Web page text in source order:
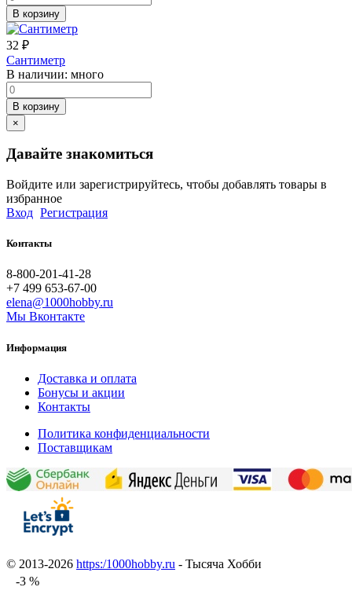
В корзину
-3 %
32 ₽
Сантиметр
В наличии: много
В корзину
×
Давайте знакомиться
Войдите или зарегистрируйтесь, чтобы добавлять товары в
избранное
Вход Регистрация
Контакты
8-800-201-41-28
+7 499 653-67-00
elena@1000hobby.ru
Мы Вконтакте
Информация
Доставка и оплата
Бонусы и акции
Контакты
Политика конфиденциальности
Поставщикам
© 2013-2026 https:/1000hobby.ru - Тысяча Хобби